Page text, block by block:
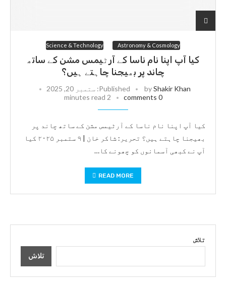
Astronomy & Cosmology
Science & Technology
کیا آپ اپنا نام ناسا کے آرٹیمس مشن کے ساتھ
چاند پر بھیجنا چاہتے ہیں؟
byShakir Khan
Published: ستمبر 20, 2025
0 comments
2 minutes read
کیا آپ اپنا نام ناسا کے آرٹیمس مشن کے ساتھ چاند پر
بھیجنا چاہتے ہیں؟ تحریر: شاکر خان | ۹ ستمبر ۲۰۲۵ کیا
آپ نے کبھی آسمانوں کو چھونے کا…
READ MORE
تلاش
تلاش